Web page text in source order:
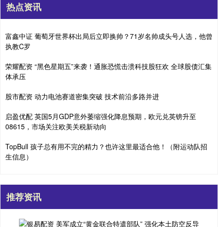
热点资讯
富鑫中证 葡萄牙世界杯出局后立即换帅？71岁名帅成头号人选，他曾
执教C罗
荣耀配资 “黑色星期五”来袭！通胀恐慌击溃科技股狂欢 全球股债汇集
体承压
股市配资 动力电池赛道密集突破 技术前沿多路并进
启盈优配 英国5月GDP意外萎缩强化降息预期，欧元兑英镑升至
08615，市场关注欧美关税新动向
TopBull 孩子总有用不完的精力？也许这里最适合他！（附运动队招
生信息）
推荐资讯